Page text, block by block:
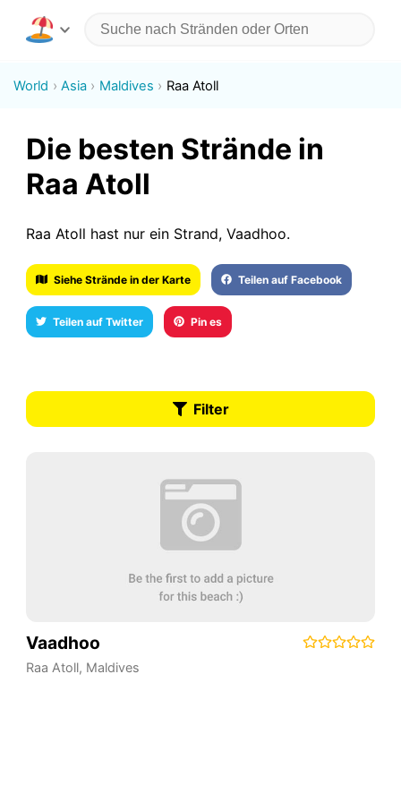
World Asia Maldives Raa Atoll
Die besten Strände in
Raa Atoll
Raa Atoll hast nur ein Strand, Vaadhoo.
Siehe Strände in der Karte Teilen auf Facebook
Teilen auf Twitter Pin es
Filter
Vaadhoo
Raa Atoll, Maldives